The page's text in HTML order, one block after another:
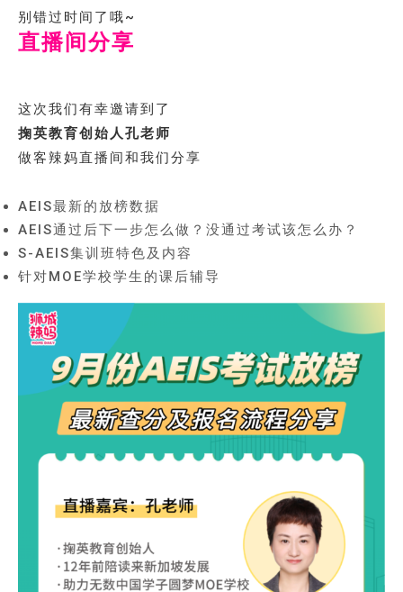
别错过时间了哦~
直播间分享
这次我们有幸邀请到了
掬英教育创始人孔老师
做客辣妈直播间和我们分享
AEIS最新的放榜数据
AEIS通过后下一步怎么做？没通过考试该怎么办？
S-AEIS集训班特色及内容
针对MOE学校学生的课后辅导